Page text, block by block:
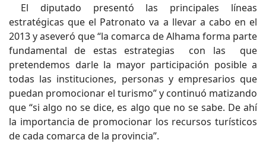
El diputado presentó las principales líneas
estratégicas que el Patronato va a llevar a cabo en el
2013 y aseveró que “la comarca de Alhama forma parte
fundamental de estas estrategias con las que
pretendemos darle la mayor participación posible a
todas las instituciones, personas y empresarios que
puedan promocionar el turismo” y continuó matizando
que “si algo no se dice, es algo que no se sabe. De ahí
la importancia de promocionar los recursos turísticos
de cada comarca de la provincia”.